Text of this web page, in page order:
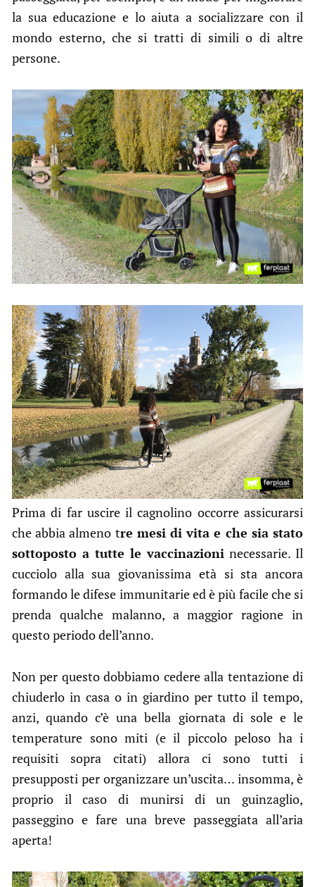
la sua educazione e lo aiuta a socializzare con il
mondo esterno, che si tratti di simili o di altre
persone.
Prima di far uscire il cagnolino occorre assicurarsi
che abbia almeno tre mesi di vita e che sia stato
sottoposto a tutte le vaccinazioni necessarie. Il
cucciolo alla sua giovanissima età si sta ancora
formando le difese immunitarie ed è più facile che si
prenda qualche malanno, a maggior ragione in
questo periodo dell’anno.
Non per questo dobbiamo cedere alla tentazione di
chiuderlo in casa o in giardino per tutto il tempo,
anzi, quando c’è una bella giornata di sole e le
temperature sono miti (e il piccolo peloso ha i
requisiti sopra citati) allora ci sono tutti i
presupposti per organizzare un’uscita… insomma, è
proprio il caso di munirsi di un guinzaglio,
passeggino e fare una breve passeggiata all’aria
aperta!